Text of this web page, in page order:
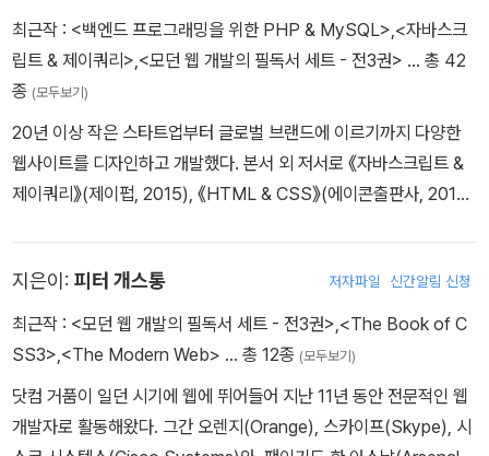
최근작 : <백엔드 프로그래밍을 위한 PHP & MySQL>,<자바스크
립트 & 제이쿼리>,<모던 웹 개발의 필독서 세트 - 전3권> … 총 42
종 (모두보기)
20년 이상 작은 스타트업부터 글로벌 브랜드에 이르기까지 다양한
웹사이트를 디자인하고 개발했다. 본서 외 저서로 《자바스크립트 &
제이쿼리》(제이펍, 2015), 《HTML & CSS》(에이콘출판사, 2012)
은 독자에게 사랑받고 있다.
지은이: 피터 개스통 저자파일 신간알림 신청
최근작 : <모던 웹 개발의 필독서 세트 - 전3권>,<The Book of C
SS3>,<The Modern Web> … 총 12종 (모두보기)
닷컴 거품이 일던 시기에 웹에 뛰어들어 지난 11년 동안 전문적인 웹
개발자로 활동해왔다. 그간 오렌지(Orange), 스카이프(Skype), 시